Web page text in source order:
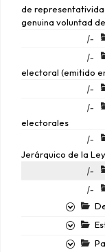
de
genuina voluntad
|-
|-
electoral (emitido
|-
|-
electorales
|-
Jerárquico de la
|-
|-